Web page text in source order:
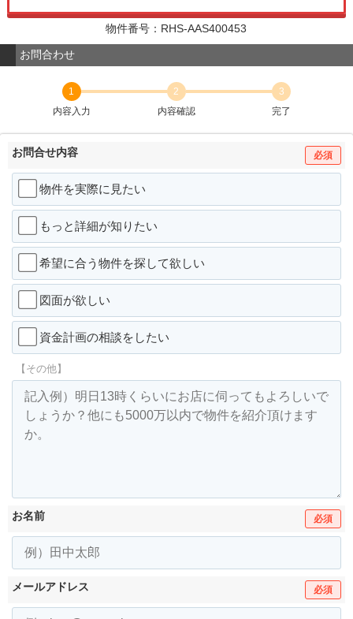
物件番号：RHS-AAS400453
お問合わせ
1
内容入力
2
内容確認
3
完了
お問合せ内容 必須
物件を実際に見たい
もっと詳細が知りたい
希望に合う物件を探して欲しい
図面が欲しい
資金計画の相談をしたい
【その他】
お名前 必須
メールアドレス 必須